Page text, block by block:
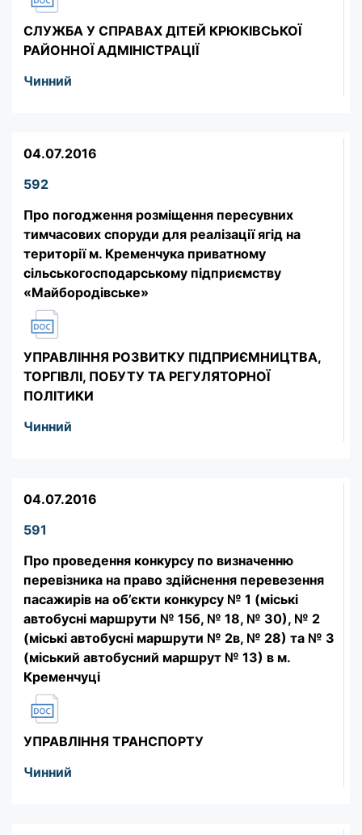
СЛУЖБА У СПРАВАХ ДІТЕЙ КРЮКІВСЬКОЇ
РАЙОННОЇ АДМІНІСТРАЦІЇ
Чинний
04.07.2016
592
Про погодження розміщення пересувних
тимчасових споруди для реалізації ягід на
території м. Кременчука приватному
сільськогосподарському підприємству
«Майбородівське»
УПРАВЛІННЯ РОЗВИТКУ ПІДПРИЄМНИЦТВА,
ТОРГІВЛІ, ПОБУТУ ТА РЕГУЛЯТОРНОЇ
ПОЛІТИКИ
Чинний
04.07.2016
591
Про проведення конкурсу по визначенню
перевізника на право здійснення перевезення
пасажирів на об’єкти конкурсу № 1 (міські
автобусні маршрути № 15б, № 18, № 30), № 2
(міські автобусні маршрути № 2в, № 28) та № 3
(міський автобусний маршрут № 13) в м.
Кременчуці
УПРАВЛІННЯ ТРАНСПОРТУ
Чинний